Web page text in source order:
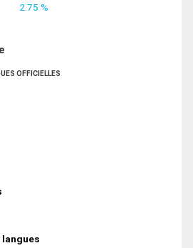
2.75 %
OFFICIELLES
langues